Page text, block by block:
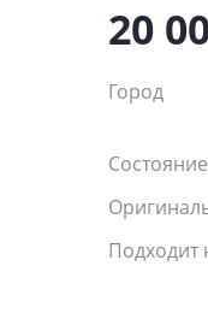
20
Город
Состояние
Подходит